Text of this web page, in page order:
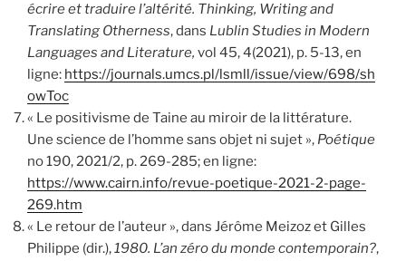
écrire et traduire l’altérité. Thinking, Writing and
Translating Otherness, dans Lublin Studies in Modern
Languages and Literature, vol 45, 4(2021), p. 5-13, en
ligne: https://journals.umcs.pl/lsmll/issue/view/698/sh
owToc
« Le positivisme de Taine au miroir de la littérature.
Une science de l’homme sans objet ni sujet », Poétique
no 190, 2021/2, p. 269-285; en ligne:
https://www.cairn.info/revue-poetique-2021-2-page-
269.htm
« Le retour de l’auteur », dans Jérôme Meizoz et Gilles
Philippe (dir.),1980. L’an zéro du monde contemporain?,